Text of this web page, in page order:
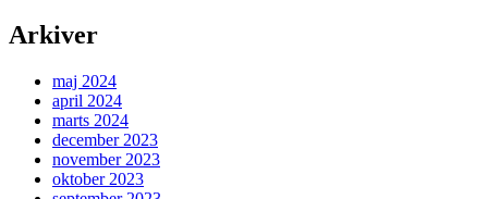
Arkiver
maj 2024
april 2024
marts 2024
december 2023
november 2023
oktober 2023